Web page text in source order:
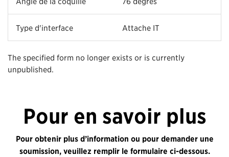
Type d'interface Attache IT
The specified form no longer exists or is currently
unpublished.
Pour en savoir plus
Pour obtenir plus d’information ou pour demander une
soumission, veuillez remplir le formulaire ci-dessous.